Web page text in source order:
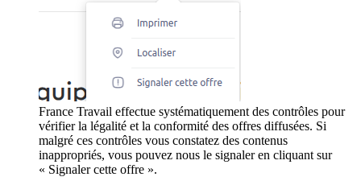
France Travail effectue systématiquement des contrôles pour
vérifier la légalité et la conformité des offres diffusées. Si
malgré ces contrôles vous constatez des contenus
inappropriés, vous pouvez nous le signaler en cliquant sur
« Signaler cette offre ».